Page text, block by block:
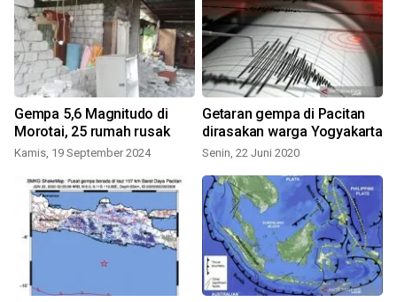
Gempa 5,6 Magnitudo di
Morotai, 25 rumah rusak
Kamis, 19 September 2024
Getaran gempa di Pacitan
dirasakan warga Yogyakarta
Senin, 22 Juni 2020